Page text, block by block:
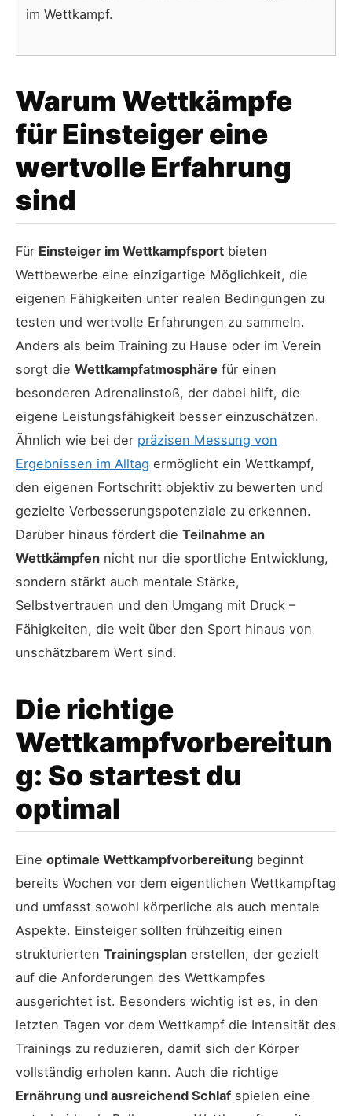
im Wettkampf.
Warum Wettkämpfe
für Einsteiger eine
wertvolle Erfahrung
sind
Für Einsteiger im Wettkampfsport bieten
Wettbewerbe eine einzigartige Möglichkeit, die
eigenen Fähigkeiten unter realen Bedingungen zu
testen und wertvolle Erfahrungen zu sammeln.
Anders als beim Training zu Hause oder im Verein
sorgt die Wettkampfatmosphäre für einen
besonderen Adrenalinstoß, der dabei hilft, die
eigene Leistungsfähigkeit besser einzuschätzen.
Ähnlich wie bei der präzisen Messung von
Ergebnissen im Alltag ermöglicht ein Wettkampf,
den eigenen Fortschritt objektiv zu bewerten und
gezielte Verbesserungspotenziale zu erkennen.
Darüber hinaus fördert die Teilnahme an
Wettkämpfen nicht nur die sportliche Entwicklung,
sondern stärkt auch mentale Stärke,
Selbstvertrauen und den Umgang mit Druck –
Fähigkeiten, die weit über den Sport hinaus von
unschätzbarem Wert sind.
Die richtige
Wettkampfvorbereitun
g: So startest du
optimal
Eine optimale Wettkampfvorbereitung beginnt
bereits Wochen vor dem eigentlichen Wettkampftag
und umfasst sowohl körperliche als auch mentale
Aspekte. Einsteiger sollten frühzeitig einen
strukturierten Trainingsplan erstellen, der gezielt
auf die Anforderungen des Wettkampfes
ausgerichtet ist. Besonders wichtig ist es, in den
letzten Tagen vor dem Wettkampf die Intensität des
Trainings zu reduzieren, damit sich der Körper
vollständig erholen kann. Auch die richtige
Ernährung und ausreichend Schlaf spielen eine